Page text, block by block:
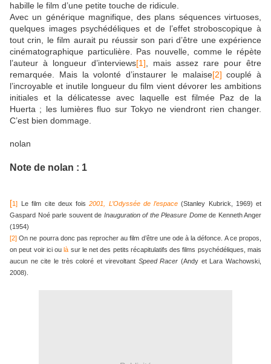
habille le film d’une petite touche de ridicule.
Avec un générique magnifique, des plans séquences virtuoses,
quelques images psychédéliques et de l’effet stroboscopique à
tout crin, le film aurait pu réussir son pari d’être une expérience
cinématographique particulière. Pas nouvelle, comme le répète
l’auteur à longueur d’interviews[1] , mais assez rare pour être
remarquée. Mais la volonté d’instaurer le malaise[2] couplé à
l’incroyable et inutile longueur du film vient dévorer les ambitions
initiales et la délicatesse avec laquelle est filmée Paz de la
Huerta ; les lumières fluo sur Tokyo ne viendront rien changer.
C’est bien dommage.
nolan
Note de nolan : 1
[1] Le film cite deux fois2001, L’Odyssée de l’espace (Stanley Kubrick, 1969) et
Gaspard Noé parle souvent de Inauguration of the Pleasure Domede Kenneth Anger
(1954)
[2] On ne pourra donc pas reprocher au film d’être une ode à la défonce. A ce propos,
on peut voir ici oulà sur le net des petits récapitulatifs des films psychédéliques, mais
aucun ne cite le très coloré et virevoltant Speed Racer (Andy et Lara Wachowski,
2008).